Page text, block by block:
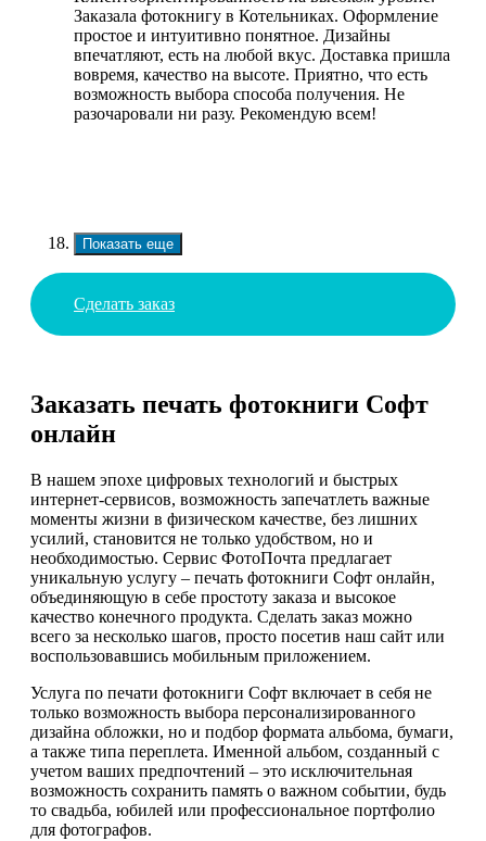
Заказала фотокнигу в Котельниках. Оформление
простое и интуитивно понятное. Дизайны
впечатляют, есть на любой вкус. Доставка пришла
вовремя, качество на высоте. Приятно, что есть
возможность выбора способа получения. Не
разочаровали ни разу. Рекомендую всем!
Показать еще
Сделать заказ
Заказать печать фотокниги Софт
онлайн
В нашем эпохе цифровых технологий и быстрых
интернет-сервисов, возможность запечатлеть важные
моменты жизни в физическом качестве, без лишних
усилий, становится не только удобством, но и
необходимостью. Сервис ФотоПочта предлагает
уникальную услугу – печать фотокниги Софт онлайн,
объединяющую в себе простоту заказа и высокое
качество конечного продукта. Сделать заказ можно
всего за несколько шагов, просто посетив наш сайт или
воспользовавшись мобильным приложением.
Услуга по печати фотокниги Софт включает в себя не
только возможность выбора персонализированного
дизайна обложки, но и подбор формата альбома, бумаги,
а также типа переплета. Именной альбом, созданный с
учетом ваших предпочтений – это исключительная
возможность сохранить память о важном событии, будь
то свадьба, юбилей или профессиональное портфолио
для фотографов.